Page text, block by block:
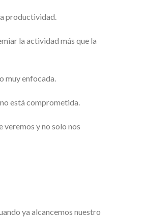
productividad.
la actividad más que la
muy enfocada.
está comprometida.
y no solo nos
ya alcancemos nuestro